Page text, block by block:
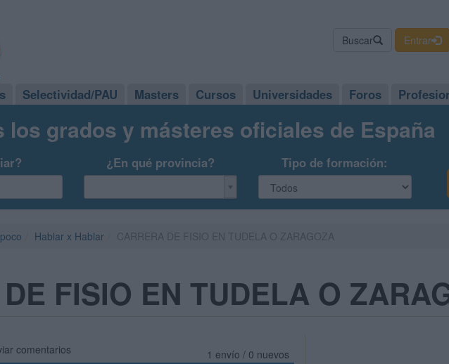
Buscar Entrar
Selectividad/PAU Masters Cursos Universidades Foros
los grados y másteres oficiales de España
¿En qué provincia? Tipo de formación:
Hablar x Hablar
FISIO EN TUDELA O
1 envío / 0 nuevos
comentarios